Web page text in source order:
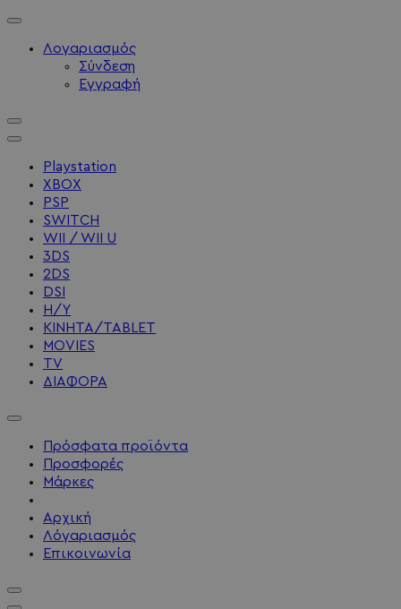
Λογαριασμός
Σύνδεση
Εγγραφή
Playstation
XBOX
PSP
SWITCH
WII / WII U
3DS
2DS
DSI
Η/Υ
ΚΙΝΗΤΑ/TABLET
MOVIES
TV
ΔΙΑΦΟΡΑ
Πρόσφατα προϊόντα
Προσφορές
Μάρκες
Αρχική
Λόγαριασμός
Επικοινωνία